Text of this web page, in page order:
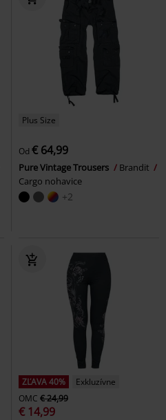
Plus Size
Od € 64,99
Pure Vintage Trousers
Brandit
Cargo nohavice
+2
ZĽAVA 40%
Exkluzívne
OMC € 24,99
€ 14,99